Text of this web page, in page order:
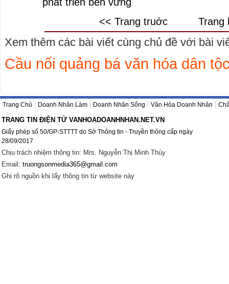
<< Trang truớc
Trang
Xem thêm các bài viết cùng chủ đề với bài
Cầu nối quảng bá văn hóa dân
Trang Chủ Doanh Nhân Làm Doanh Nhân Sống Văn Hóa Doanh Nhân
TRANG TIN ĐIỆN TỬ VANHOADOANHNHAN.NET.VN
Giấy phép số 50/GP-STTTT do Sở Thông tin - Truyền thông cấp ngày
28/09/2017
Chịu trách nhiệm thông tin: Mrs. Nguyễn Thị Minh Thúy
Email: truongsonmedia365@gmail.com
Ghi rõ nguồn khi lấy thông tin từ website này